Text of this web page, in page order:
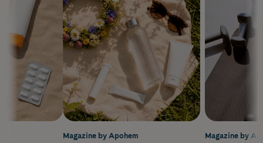
Magazine by
Magazine by Apohem